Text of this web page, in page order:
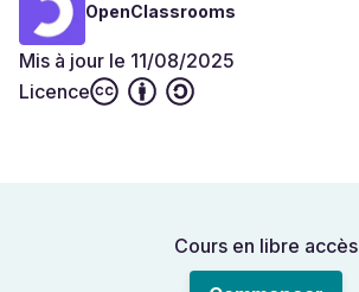
OpenClassrooms
Mis à jour le 11/08/2025
Licence
Cours en libre accès